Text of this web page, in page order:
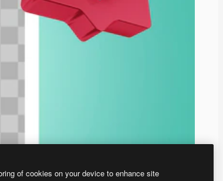
of cookies on your device to enhance site